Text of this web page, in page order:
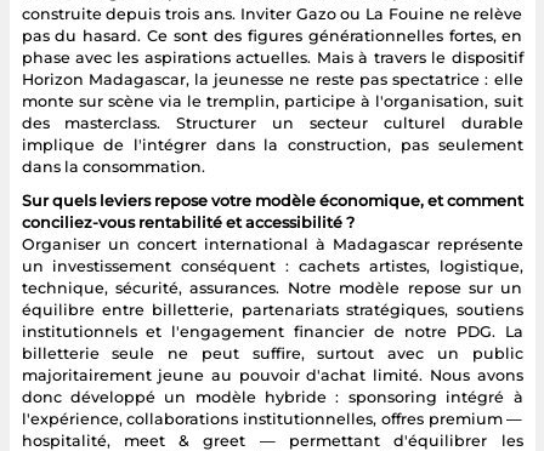
construite depuis trois ans. Inviter Gazo ou La Fouine ne relève
pas du hasard. Ce sont des figures générationnelles fortes, en
phase avec les aspirations actuelles. Mais à travers le dispositif
Horizon Madagascar, la jeunesse ne reste pas spectatrice : elle
monte sur scène via le tremplin, participe à l'organisation, suit
des masterclass. Structurer un secteur culturel durable
implique de l'intégrer dans la construction, pas seulement
dans la consommation.
Sur quels leviers repose votre modèle économique, et comment
conciliez-vous rentabilité et accessibilité ?
Organiser un concert international à Madagascar représente
un investissement conséquent : cachets artistes, logistique,
technique, sécurité, assurances. Notre modèle repose sur un
équilibre entre billetterie, partenariats stratégiques, soutiens
institutionnels et l'engagement financier de notre PDG. La
billetterie seule ne peut suffire, surtout avec un public
majoritairement jeune au pouvoir d'achat limité. Nous avons
donc développé un modèle hybride : sponsoring intégré à
l'expérience, collaborations institutionnelles, offres premium —
hospitalité, meet & greet — permettant d'équilibrer les